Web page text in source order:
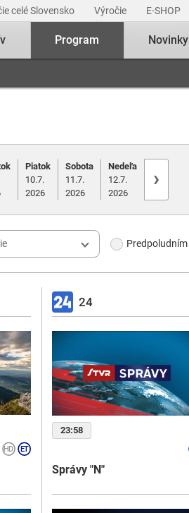
celé Slovensko Výročie E-SHOP
Program Novinky
Piatok
10.7.
2026
Sobota
11.7.
2026
Nedeľa
12.7.
2026
›
Predpoludním
24
23:58
Správy "N"